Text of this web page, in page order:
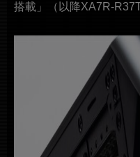
搭載」（以降XA7R-